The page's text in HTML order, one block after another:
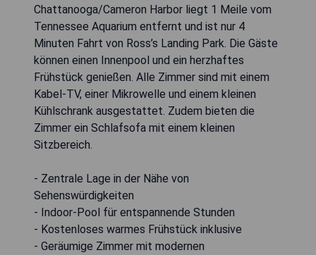
Chattanooga/Cameron Harbor liegt 1 Meile vom
Tennessee Aquarium entfernt und ist nur 4
Minuten Fahrt von Ross’s Landing Park. Die Gäste
können einen Innenpool und ein herzhaftes
Frühstück genießen. Alle Zimmer sind mit einem
Kabel-TV, einer Mikrowelle und einem kleinen
Kühlschrank ausgestattet. Zudem bieten die
Zimmer ein Schlafsofa mit einem kleinen
Sitzbereich.
- Zentrale Lage in der Nähe von
Sehenswürdigkeiten
- Indoor-Pool für entspannende Stunden
- Kostenloses warmes Frühstück inklusive
- Geräumige Zimmer mit modernen